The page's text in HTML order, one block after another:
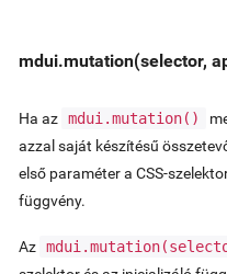
mdui.mutation(selector,
Ha az mdui.mutation()
azzal saját készítésű
első paraméter a CSS-
függvény.
Az